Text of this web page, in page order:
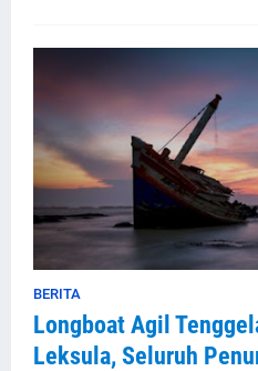
BERITA
Longboat Agil
Leksula, Seluruh